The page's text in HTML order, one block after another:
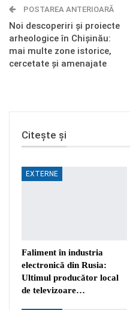
Telegram OK.ru
POSTAREA ANTERIOARĂ
Noi descoperiri și proiecte
arheologice în Chișinău:
mai multe zone istorice,
cercetate și amenajate
Citește și
EXTERNE
Faliment în industria
electronică din Rusia:
Ultimul producător local
de televizoare…